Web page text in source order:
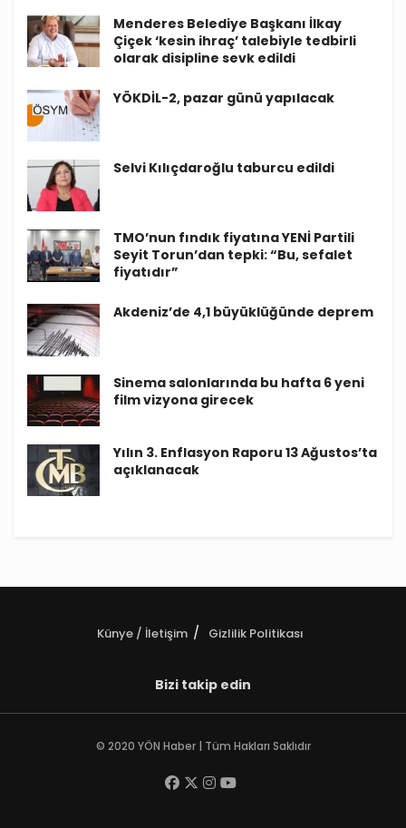
Menderes Belediye Başkanı İlkay
Çiçek ‘kesin ihraç’ talebiyle tedbirli
olarak disipline sevk edildi
YÖKDİL-2, pazar günü yapılacak
Selvi Kılıçdaroğlu taburcu edildi
TMO’nun fındık fiyatına YENİ Partili
Seyit Torun’dan tepki: “Bu, sefalet
fiyatıdır”
Akdeniz’de 4,1 büyüklüğünde deprem
Sinema salonlarında bu hafta 6 yeni
film vizyona girecek
Yılın 3. Enflasyon Raporu 13 Ağustos’ta
açıklanacak
Künye / İletişim Gizlilik Politikası
Bizi takip edin
© 2020 YÖN Haber | Tüm Hakları Saklıdır